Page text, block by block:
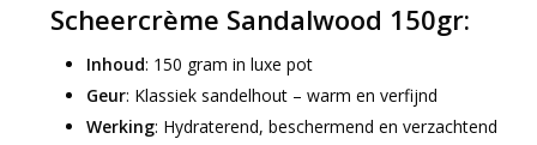
Scheercrème Sandalwood 150gr:
Inhoud: 150 gram in luxe pot
Geur: Klassiek sandelhout – warm en verfijnd
Werking: Hydraterend, beschermend en verzachtend